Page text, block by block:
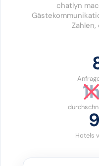
chatlyn
Zahlen,
1h
Hotels